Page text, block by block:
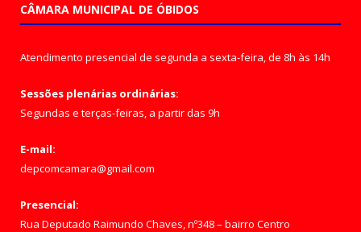
CÂMARA MUNICIPAL DE ÓBIDOS
Atendimento presencial de segunda a sexta-feira, de 8h às 14h
Sessões plenárias ordinárias:
Segundas e terças-feiras, a partir das 9h
E-mail:
depcomcamara@gmail.com
Presencial:
Rua Deputado Raimundo Chaves, nº348 – bairro Centro